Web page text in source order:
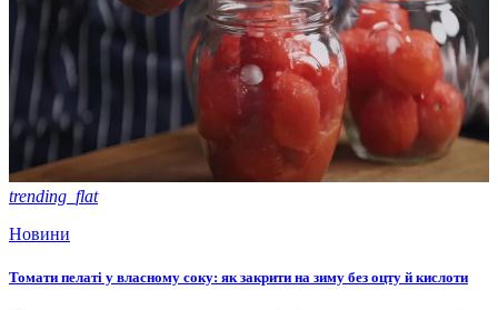
trending_flat
Новини
Томати пелаті у власному соку: як закрити на зиму без оцту й кислоти